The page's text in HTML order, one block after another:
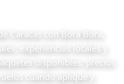
Caracas con Bora Bora,
experiencias locales y
disponibles, precios
cuando aplique y